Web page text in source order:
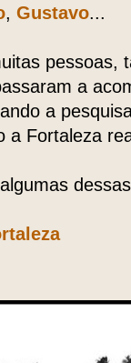
, Gustavo...
pessoas,
a
a
a Fortaleza